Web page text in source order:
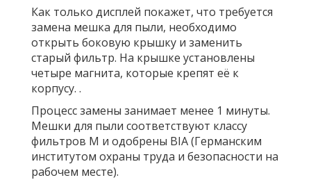
Как только дисплей покажет, что требуется
замена мешка для пыли, необходимо
открыть боковую крышку и заменить
старый фильтр. На крышке установлены
четыре магнита, которые крепят её к
корпусу. .
Процесс замены занимает менее 1 минуты.
Мешки для пыли соответствуют классу
фильтров M и одобрены BIA (Германским
институтом охраны труда и безопасности на
рабочем месте).